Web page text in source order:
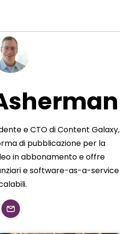
e CTO di Content Galaxy,
di pubblicazione per la
in abbonamento e offre
e software-as-a-service